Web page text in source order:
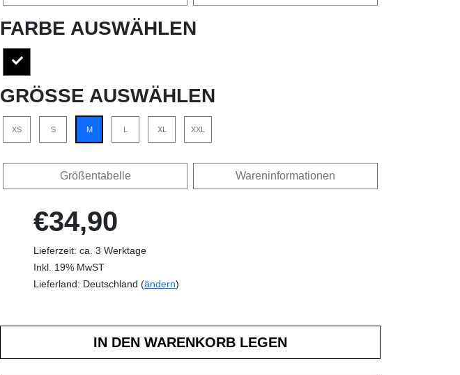
FARBE AUSWÄHLEN
GRÖSSE AUSWÄHLEN
XS S M L XL XXL
Größentabelle Wareninformationen
€34,90
Lieferzeit: ca. 3 Werktage
Inkl. 19% MwST
Lieferland: Deutschland (ändern)